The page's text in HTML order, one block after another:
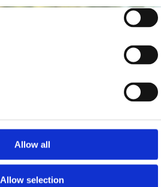
Allow all
Allow selection